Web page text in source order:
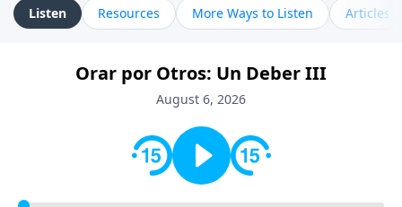
Listen Resources More Ways to Listen Articles
Orar por Otros: Un Deber III
August 6, 2026